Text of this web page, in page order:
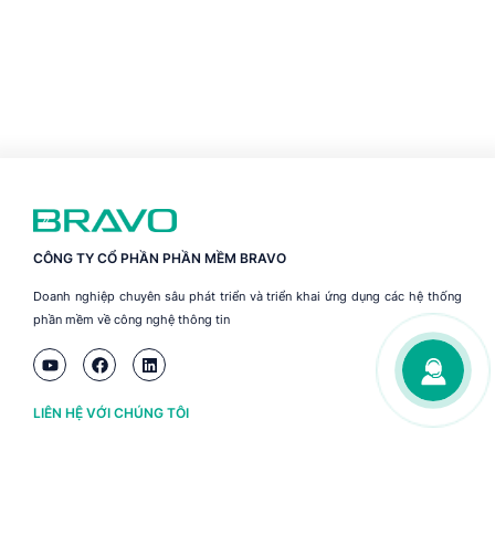
CÔNG TY CỔ PHẦN PHẦN MỀM BRAVO
Doanh nghiệp chuyên sâu phát triển và triển khai ứng dụng các hệ thống
phần mềm về công nghệ thông tin
LIÊN HỆ VỚI CHÚNG TÔI